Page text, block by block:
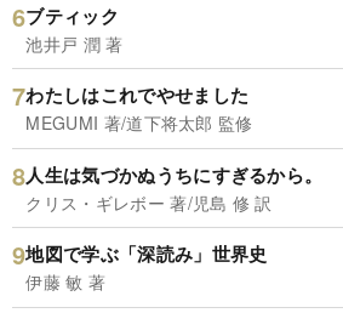
ブティック
池井戸 潤 著
わたしはこれでやせました
MEGUMI 著/道下将太郎 監修
人生は気づかぬうちにすぎるから。
クリス・ギレボー 著/児島 修 訳
地図で学ぶ「深読み」世界史
伊藤 敏 著